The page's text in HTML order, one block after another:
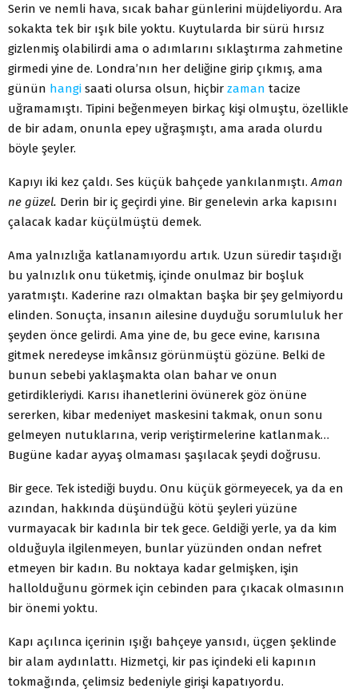
Serin ve nemli hava, sıcak bahar günlerini müjdeli­yordu. Ara
sokakta tek bir ışık bile yoktu. Kuytularda bir sürü hırsız
gizlenmiş olabilirdi ama o adımlarını sık­laştırma zahmetine
girmedi yine de. Londra’nın her de­liğine girip çıkmış, ama
günün hangi saati olursa olsun, hiçbir zaman tacize
uğramamıştı. Tipini beğenmeyen birkaç kişi olmuştu, özellikle
de bir adam, onunla epey uğraşmıştı, ama arada olurdu
böyle şeyler.
Kapıyı iki kez çaldı. Ses küçük bahçede yankılanmıştı. Aman
ne güzel. Derin bir iç geçirdi yine. Bir genele­vin arka kapısını
çalacak kadar küçülmüştü demek.
Ama yalnızlığa katlanamıyordu artık. Uzun süredir taşıdığı
bu yalnızlık onu tüketmiş, içinde onulmaz bir boşluk
yaratmıştı. Kaderine razı olmaktan başka bir şey gelmiyordu
elinden. Sonuçta, insanın ailesine duydu­ğu sorumluluk her
şeyden önce gelirdi. Ama yine de, bu gece evine, karısına
gitmek neredeyse imkânsız gö­rünmüştü gözüne. Belki de
bunun sebebi yaklaşmakta olan bahar ve onun
getirdikleriydi. Karısı ihanetlerini övünerek göz önüne
sererken, kibar medeniyet mas­kesini takmak, onun sonu
gelmeyen nutuklarına, ve­rip veriştirmelerine katlanmak…
Bugüne kadar ayyaş olmaması şaşılacak şeydi doğrusu.
Bir gece. Tek istediği buydu. Onu küçük görmeye­cek, ya da en
azından, hakkında düşündüğü kötü şeyle­ri yüzüne
vurmayacak bir kadınla bir tek gece. Geldiği yerle, ya da kim
olduğuyla ilgilenmeyen, bunlar yüzün­den ondan nefret
etmeyen bir kadın. Bu noktaya kadar gelmişken, işin
hallolduğunu görmek için cebinden para çıkacak olmasının
bir önemi yoktu.
Kapı açılınca içerinin ışığı bahçeye yansıdı, üçgen şek­linde
bir alam aydınlattı. Hizmetçi, kir pas içindeki eli ka­pının
tokmağında, çelimsiz bedeniyle girişi kapatıyordu.